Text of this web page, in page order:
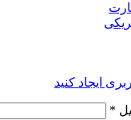
ایجاد کنید
*